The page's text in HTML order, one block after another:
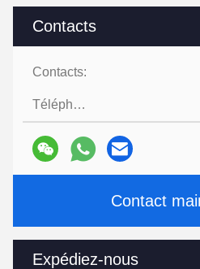
Contacts
Contacts:
Téléphone:
Contact
Expédiez-nous